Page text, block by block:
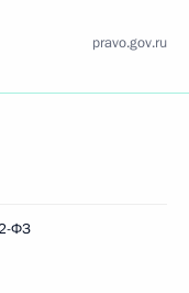
pravo.gov.ru
ФЗ